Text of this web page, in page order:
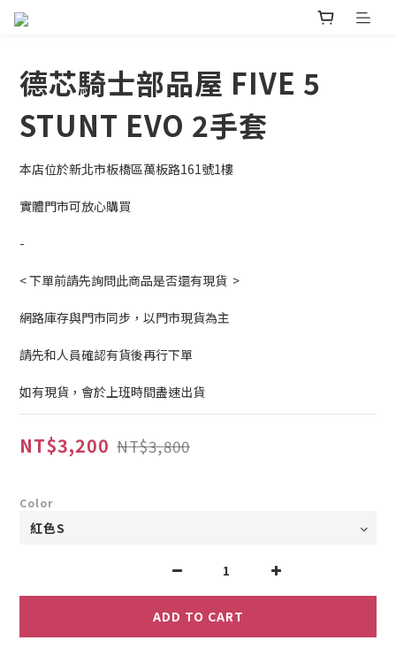
德芯騎士部品屋 FIVE 5
STUNT EVO 2手套
本店位於新北市板橋區萬板路161號1樓
實體門市可放心購買
-
< 下單前請先詢問此商品是否還有現貨  >
網路庫存與門市同步，以門市現貨為主
請先和人員確認有貨後再行下單
如有現貨，會於上班時間盡速出貨
NT$3,200 NT$3,800
Color
ADD TO CART